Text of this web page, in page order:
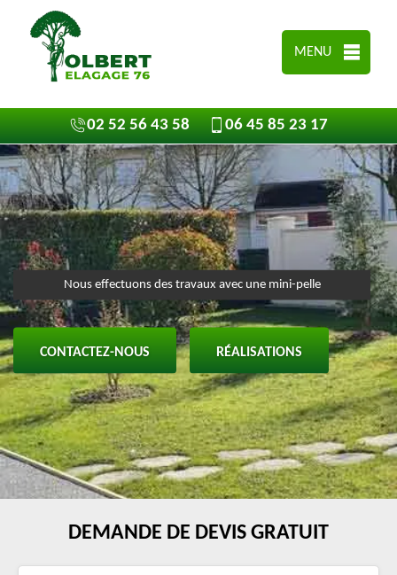
MENU
02 52 56 43 58 06 45 85 23 17
Nous effectuons des travaux avec une mini-pelle
CONTACTEZ-NOUS RÉALISATIONS
DEMANDE DE DEVIS GRATUIT